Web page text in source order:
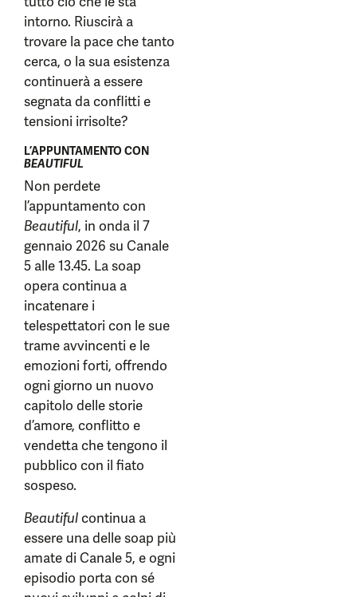
intorno. Riuscirà a
trovare la pace che tanto
cerca, o la sua esistenza
continuerà a essere
segnata da conflitti e
tensioni irrisolte?
L’APPUNTAMENTO CON
BEAUTIFUL
Non perdete
l’appuntamento con
Beautiful, in onda il 7
gennaio 2026 su Canale
5 alle 13.45. La soap
opera continua a
incatenare i
telespettatori con le sue
trame avvincenti e le
emozioni forti, offrendo
ogni giorno un nuovo
capitolo delle storie
d’amore, conflitto e
vendetta che tengono il
pubblico con il fiato
sospeso.
Beautifulcontinua a
essere una delle soap più
amate di Canale 5, e ogni
episodio porta con sé